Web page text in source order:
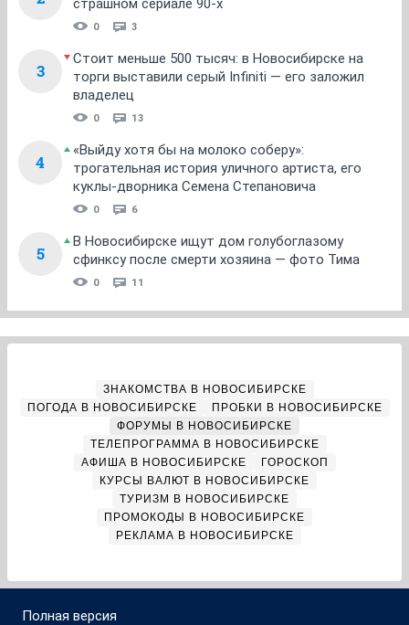
страшном сериале 90-х
0 3
3
Стоит меньше 500 тысяч: в Новосибирске на
торги выставили серый Infiniti — его заложил
владелец
0 13
4
«Выйду хотя бы на молоко соберу»:
трогательная история уличного артиста, его
куклы-дворника Семена Степановича
0 6
5
В Новосибирске ищут дом голубоглазому
сфинксу после смерти хозяина — фото Тима
0 11
ЗНАКОМСТВА В НОВОСИБИРСКЕ
ПОГОДА В НОВОСИБИРСКЕ
ПРОБКИ В НОВОСИБИРСКЕ
ФОРУМЫ В НОВОСИБИРСКЕ
ТЕЛЕПРОГРАММА В НОВОСИБИРСКЕ
АФИША В НОВОСИБИРСКЕ
ГОРОСКОП
КУРСЫ ВАЛЮТ В НОВОСИБИРСКЕ
ТУРИЗМ В НОВОСИБИРСКЕ
ПРОМОКОДЫ В НОВОСИБИРСКЕ
РЕКЛАМА В НОВОСИБИРСКЕ
Полная версия